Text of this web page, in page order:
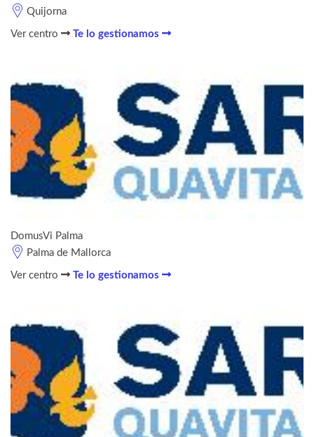
Quijorna
Ver centro Te lo gestionamos
DomusVi Palma
Palma de Mallorca
Ver centro Te lo gestionamos